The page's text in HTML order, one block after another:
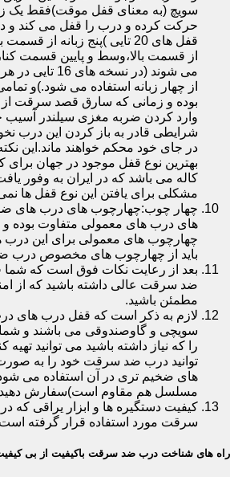
سویچ (به معنای قفل موقت)فقط یک
حرکت کرده و درب را قفل می کند و
قفل های 20 تایی )پنج زبانه از
از قسمت بالا،وسط و پایین قسمت
می شوند (در نسخه
از چهار زبانه استفاده می شود.)و
بوده و زمانی که سارق قصد سرقت از
وارد کردن ضربه مغزی سیلندر آسیب
شرایطی قادر به باز کردن این درب
در جای خود محکم خواهند ماند.این
بهترین نوع قفل موجود در جهان
کاله می باشد که در ایران به وفور
مشکلی برای یافتن این نوع قفل ها
چهار چوب:چهارچوب های درب های
های درب های معمولی متفاوت بوده و
چهارچوب های معمولی برای این درب
باید از چهارچوب های مخصوص درب
بعد از رعایت نکات فوق است که شما
ضد سرقت عالی داشته باشید که از
مطمئن باشید.
لازم به ذکر است که قفل درب های
سویچی و گاوصندوقی می باشند و شما
را که نیاز داشته باشید می توانید
توانید درب ضد سرقت خود را به
های ضخیم تری در آن استفاده می شود
مسلسل هم مقاوم است)سفارش
کیفیت دستگیره ها و ابزار یراقی
سرقت مورد استفاده قرار گرفته
راه های شناخت درب ضد سرقت باکیفیت از بی